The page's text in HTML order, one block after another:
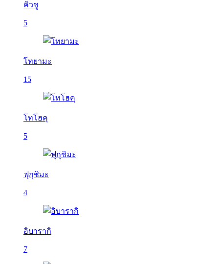
คิวชู
5
โทยามะ
15
โทโฮคุ
5
ฟุกุชิมะ
4
อิบารากิ
7